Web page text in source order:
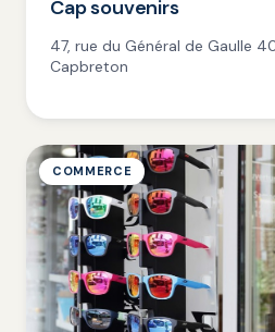
Cap souvenirs
47, rue du Général de Gaulle
Capbreton
COMMERCE